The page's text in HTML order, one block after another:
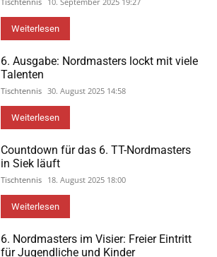
Weiterlesen
6. Ausgabe: Nordmasters lockt mit viele
Talenten
Tischtennis 30. August 2025 14:58
Weiterlesen
Countdown für das 6. TT-Nordmasters
in Siek läuft
Tischtennis 18. August 2025 18:00
Weiterlesen
6. Nordmasters im Visier: Freier Eintritt
für Jugendliche und Kinder